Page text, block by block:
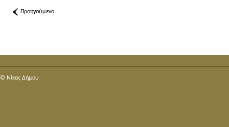
Προηγούμενο
© Nίκος Δήμου